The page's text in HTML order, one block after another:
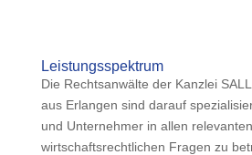
Leistungsspektrum
Die Rechtsanwälte der Kanzlei
aus Erlangen sind darauf
und Unternehmer in allen relevanten
wirtschaftsrechtlichen Fragen zu